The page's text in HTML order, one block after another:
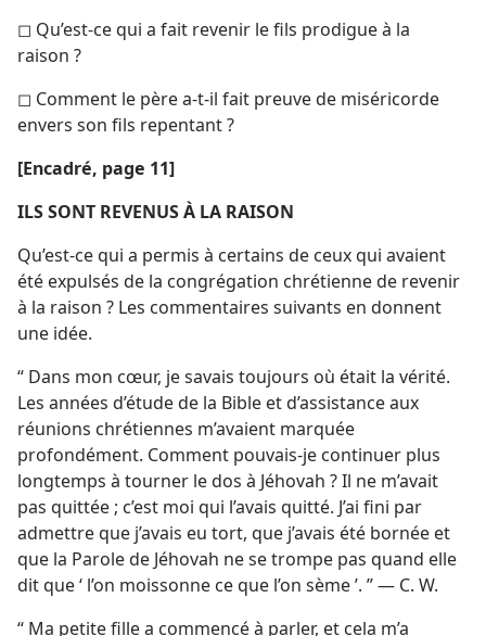
◻ Qu’est-​ce qui a fait revenir le fils prodigue à la
raison ?
◻ Comment le père a-​t-​il fait preuve de miséricorde
envers son fils repentant ?
[Encadré, page 11]
ILS SONT REVENUS À LA RAISON
Qu’est-​ce qui a permis à certains de ceux qui avaient
été expulsés de la congrégation chrétienne de revenir
à la raison ? Les commentaires suivants en donnent
une idée.
“ Dans mon cœur, je savais toujours où était la vérité.
Les années d’étude de la Bible et d’assistance aux
réunions chrétiennes m’avaient marquée
profondément. Comment pouvais-​je continuer plus
longtemps à tourner le dos à Jéhovah ? Il ne m’avait
pas quittée ; c’est moi qui l’avais quitté. J’ai fini par
admettre que j’avais eu tort, que j’avais été bornée et
que la Parole de Jéhovah ne se trompe pas quand elle
dit que ‘ l’on moissonne ce que l’on sème ’. ” — C. W.
“ Ma petite fille a commencé à parler, et cela m’a